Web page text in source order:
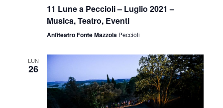
o
n
e
11 Lune a Peccioli – Luglio 2021 –
Musica, Teatro, Eventi
Anfiteatro Fonte Mazzola Peccioli
LUN
26